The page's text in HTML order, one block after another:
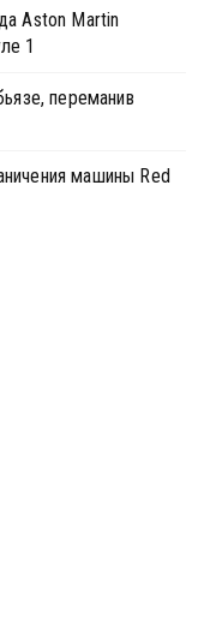
Aston Martin
1
переманив
машины Red